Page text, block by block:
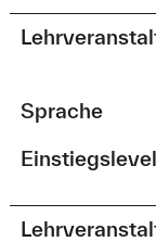
Sprache
Einstiegslevel